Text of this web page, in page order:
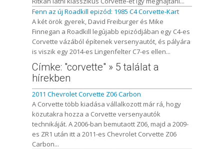
Fenn az új Roadkill epizód: 1985 C4 Corvette-Kart
A két örök gyerek, David Freiburger és Mike
Finnegan a Roadkill legújabb epizódjában egy C4-es
Corvette vázából építenek versenyautót, és pályára
is viszik egy 2014-es Lingenfelter C7-es ellen...
Címke: "corvette" » 5 találat a
hírekben
2011 Chevrolet Corvette Z06 Carbon
A Corvette több kiadása vállalkozott már rá, hogy
közutakra hozza a Corvette versenyautók
technikáját. A 2006-ban bemutaott Z06, majd a 2009-
es ZR1 után itt a 2011-es Chevrolet Corvette Z06
Carbon...